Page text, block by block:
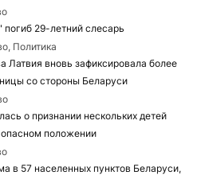
29-летний слесарь
Политика
Латвия вновь зафиксировала более
со стороны Беларуси
о признании нескольких детей
положении
в 57 населенных пунктов Беларуси,